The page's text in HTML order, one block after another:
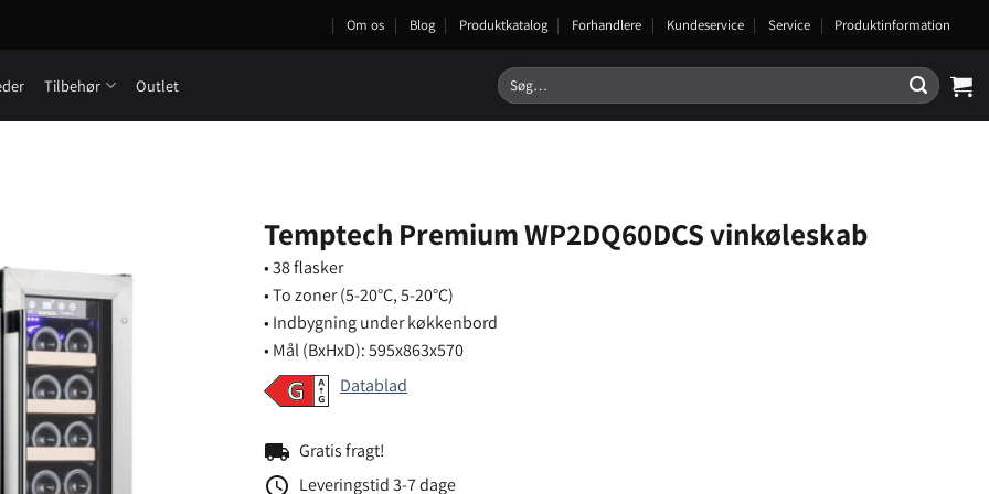
Om os Blog Produktkatalog Forhandlere Kundeservice Service Produktinformation
Tilbehør Outlet
Søg
efter:
Temptech Premium WP2DQ60DCS vinkøleskab
• 38 flasker
• To zoner (5-20°C, 5-20°C)
• Indbygning under køkkenbord
• Mål (BxHxD): 595x863x570
Datablad
local_shipping Gratis fragt!
schedule Leveringstid 3-7 dage